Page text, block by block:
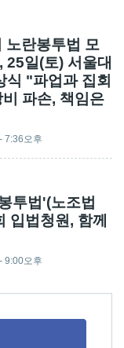
노란봉투법 모
25일(토) 서울대
식 "파업과 집회
파손, 책임은
7:36오후
투법'(노조법
입법청원, 함께
9:00오후